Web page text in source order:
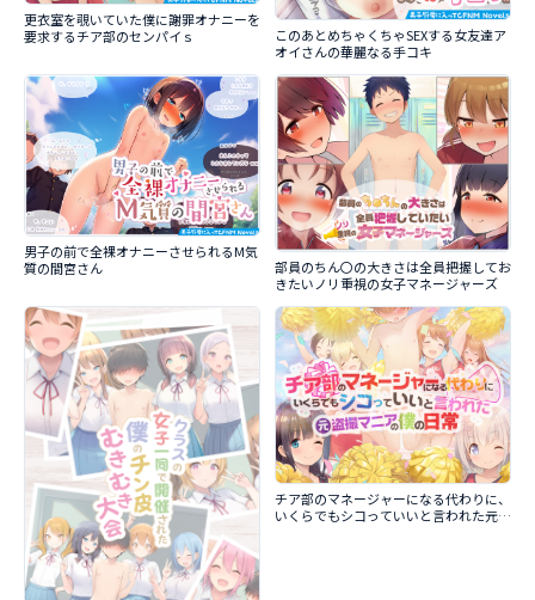
更衣室を覗いていた僕に謝罪オナニーを
要求するチア部のセンパイｓ
このあとめちゃくちゃSEXする女友達ア
オイさんの華麗なる手コキ
男子の前で全裸オナニーさせられるM気
質の間宮さん
部員のちん〇の大きさは全員把握してお
きたいノリ重視の女子マネージャーズ
チア部のマネージャーになる代わりに、
いくらでもシコっていいと言われた元盗